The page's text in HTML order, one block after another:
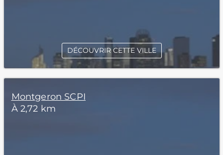
DÉCOUVRIR CETTE VILLE
Montgeron SCPI
À 2,72 km